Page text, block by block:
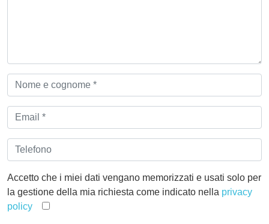
NOME
EMAIL
TELEFONO
Accetto che i miei dati vengano memorizzati e usati solo per
la gestione della mia richiesta come indicato nella privacy
policy